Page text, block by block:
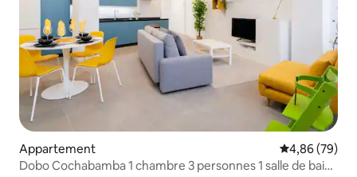
Appartement Évaluation
4,86 (79)
Dobo Cochabamba 1 chambre 3 personnes 1 salle de bain